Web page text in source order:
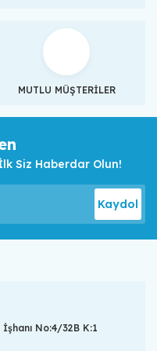
MUTLU MÜŞTERİLER
Siz Haberdar Olun!
Kaydol
İşhanı No:4/32B K:1